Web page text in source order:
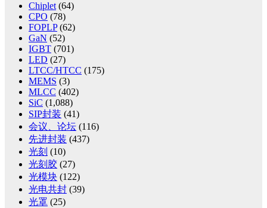
Chiplet (64)
CPO (78)
FOPLP(62)
GaN (52)
IGBT (701)
LED (27)
LTCC/HTCC (175)
MEMS (3)
MLCC (402)
SiC (1,088)
SIP封装 (41)
会议、论坛 (116)
先进封装 (437)
光刻 (10)
光刻胶 (27)
光模块 (122)
光电共封 (39)
光罩 (25)